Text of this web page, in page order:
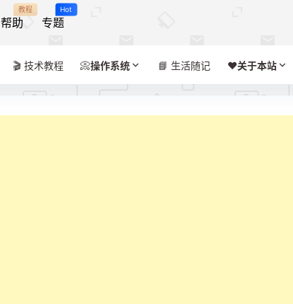
帮助
教程
专题
Hot
🎬 技术教程 📀操作系统 📘 生活随记 ❤️‍关于本站